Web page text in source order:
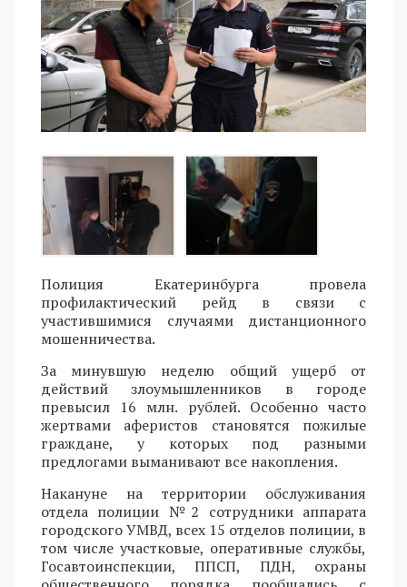
Полиция Екатеринбурга провела
профилактический рейд в связи с
участившимися случаями дистанционного
мошенничества.
За минувшую неделю общий ущерб от
действий злоумышленников в городе
превысил 16 млн. рублей. Особенно часто
жертвами аферистов становятся пожилые
граждане, у которых под разными
предлогами выманивают все накопления.
Накануне на территории обслуживания
отдела полиции №2 сотрудники аппарата
городского УМВД, всех 15 отделов полиции, в
том числе участковые, оперативные службы,
Госавтоинспекции, ППСП, ПДН, охраны